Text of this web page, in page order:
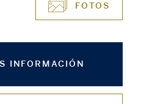
FOTOS
INFORMACIÓN